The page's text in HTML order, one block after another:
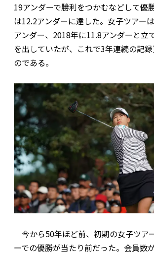
19アンダーで勝利をつかむなどして優
は12.2アンダーに達した。女子ツアー
アンダー、2018年に11.8アンダーと立
を出していたが、これで3年連続の記
のである。
今から50年ほど前、初期の女子ツア
ーでの優勝が当たり前だった。会員数